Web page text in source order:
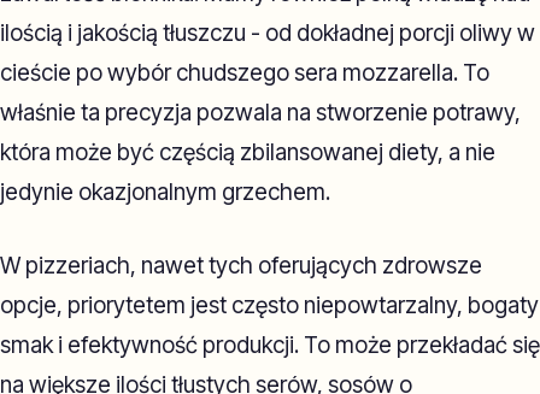
ilością i jakością tłuszczu - od dokładnej porcji oliwy w
cieście po wybór chudszego sera mozzarella. To
właśnie ta precyzja pozwala na stworzenie potrawy,
która może być częścią zbilansowanej diety, a nie
jedynie okazjonalnym grzechem.
W pizzeriach, nawet tych oferujących zdrowsze
opcje, priorytetem jest często niepowtarzalny, bogaty
smak i efektywność produkcji. To może przekładać się
na większe ilości tłustych serów, sosów o